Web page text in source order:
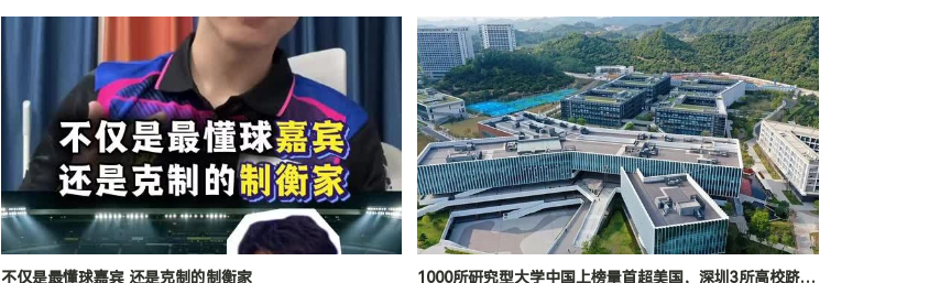
不仅是最懂球嘉宾 还是克制的制衡家
1000所研究型大学中国上榜量首超美国，深圳3所高校跻身